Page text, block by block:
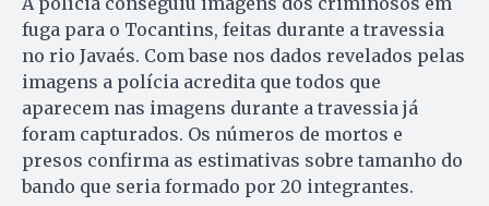
fuga para o Tocantins, feitas durante a travessia
no rio Javaés. Com base nos dados revelados pelas
imagens a polícia acredita que todos que
aparecem nas imagens durante a travessia já
foram capturados. Os números de mortos e
presos confirma as estimativas sobre tamanho do
bando que seria formado por 20 integrantes.